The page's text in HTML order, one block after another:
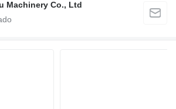
Machinery Co., Ltd